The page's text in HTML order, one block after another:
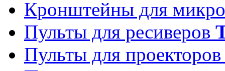
Кронштейны для
Пульты для ресиверов
Пульты для